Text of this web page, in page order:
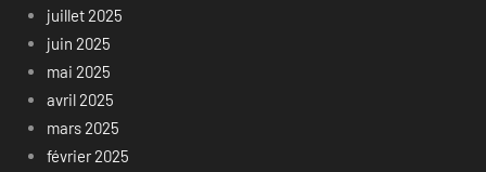
juillet 2025
juin 2025
mai 2025
avril 2025
mars 2025
février 2025